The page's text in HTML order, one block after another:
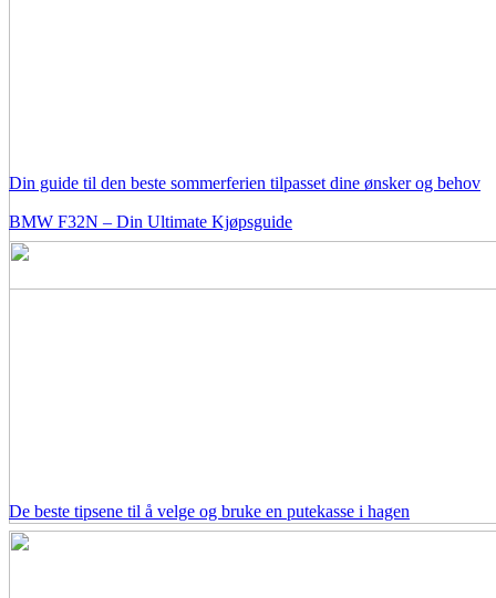
Din guide til den beste sommerferien tilpasset dine ønsker og behov
BMW F32N – Din Ultimate Kjøpsguide
De beste tipsene til å velge og bruke en putekasse i hagen